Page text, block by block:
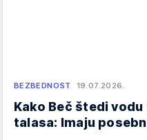
BEZBEDNOST 19.07.2026.
Kako Beč štedi
talasa: Imaju